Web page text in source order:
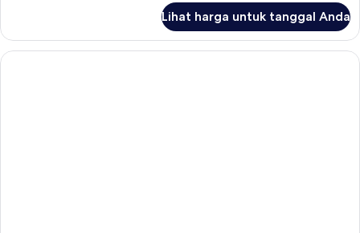
Gallery
Twin
Room
Lihat harga untuk tanggal Anda